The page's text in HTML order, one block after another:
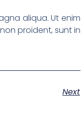
aliqua. Ut enim
proident, sunt in
Next